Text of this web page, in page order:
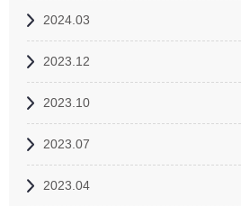
2024.03
2023.12
2023.10
2023.07
2023.04